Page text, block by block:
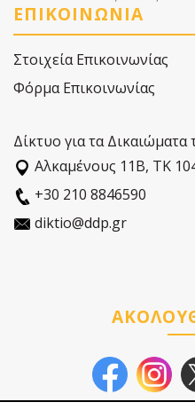
ΕΠΙΚΟΙΝΩΝΙΑ
Στοιχεία Επικοινωνίας
Φόρμα Επικοινωνίας
Δίκτυο για τα Δικαιώματα
Αλκαµένους 11Β, ΤΚ
+30 210 8846590
diktio@ddp.gr